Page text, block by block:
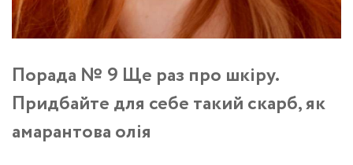
Порада № 9 Ще раз про шкіру.
Придбайте для себе такий скарб, як
амарантова олія